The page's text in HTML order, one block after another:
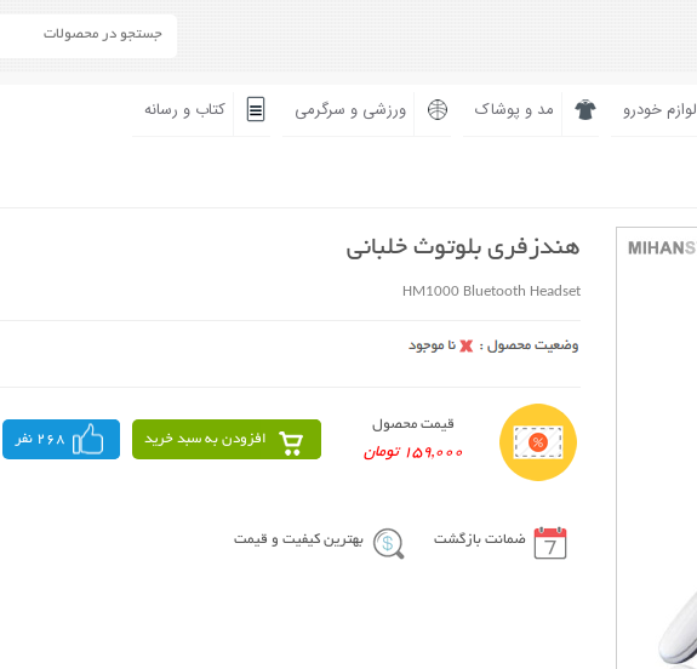
لوازم خودرو مد و پوشاک ورزشی و سرگرمی کتاب و رسانه
هندزفری بلوتوث خلبانی
HM1000 Bluetooth Headset
قیمت محصول
159,000 تومان
افزودن به سبد خرید 268 نفر
ضمانت بازگشت بهترین کیفیت و قیمت